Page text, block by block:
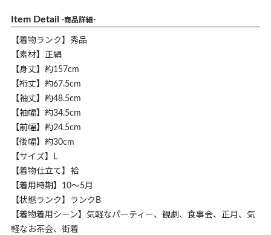
Item Detail -商品詳細-
【着物ランク】秀品
【素材】正絹
【身丈】約157cm
【裄丈】約67.5cm
【袖丈】約48.5cm
【袖幅】約34.5cm
【前幅】約24.5cm
【後幅】約30cm
【サイズ】L
【着物仕立て】袷
【着用時期】10～5月
【状態ランク】ランクB
【着物着用シーン】気軽なパーティー、観劇、食事会、正月、気
軽なお茶会、街着